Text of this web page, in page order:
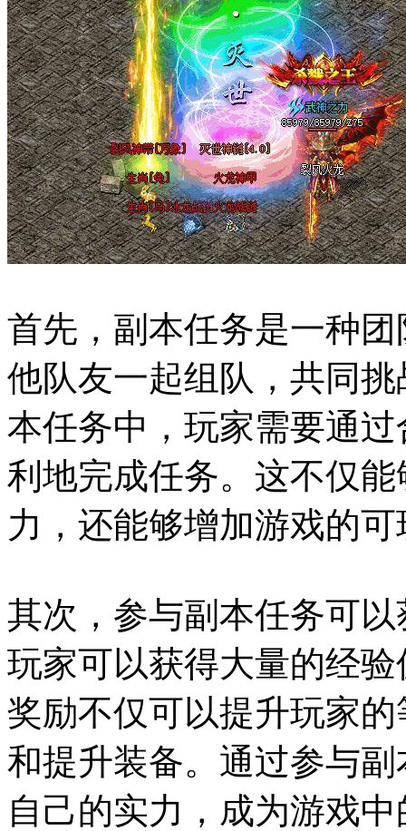
首先，副本任务是一种
他队友一起组队，共同
本任务中，玩家需要通
利地完成任务。这不仅
力，还能够增加游戏的
其次，参与副本任务可
玩家可以获得大量的经
奖励不仅可以提升玩家
和提升装备。通过参与
自己的实力，成为游戏